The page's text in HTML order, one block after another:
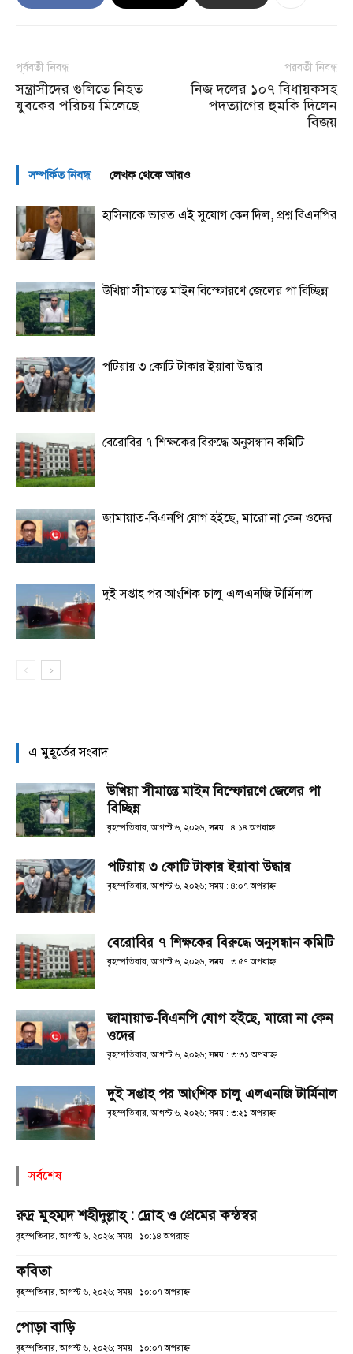
পূর্ববর্তী নিবন্ধ
সন্ত্রাসীদের গুলিতে নিহত
যুবকের পরিচয় মিলেছে
পরবর্তী নিবন্ধ
নিজ দলের ১০৭ বিধায়কসহ
পদত্যাগের হুমকি দিলেন
বিজয়
সম্পর্কিত নিবন্ধ লেখক থেকে আরও
হাসিনাকে ভারত এই সুযোগ কেন দিল, প্রশ্ন বিএনপির
উখিয়া সীমান্তে মাইন বিস্ফোরণে জেলের পা বিচ্ছিন্ন
পটিয়ায় ৩ কোটি টাকার ইয়াবা উদ্ধার
বেরোবির ৭ শিক্ষকের বিরুদ্ধে অনুসন্ধান কমিটি
জামায়াত-বিএনপি যোগ হইছে, মারো না কেন ওদের
দুই সপ্তাহ পর আংশিক চালু এলএনজি টার্মিনাল
এ মুহূর্তের সংবাদ
উখিয়া সীমান্তে মাইন বিস্ফোরণে জেলের পা
বিচ্ছিন্ন
বৃহস্পতিবার, আগস্ট ৬, ২০২৬; সময় : ৪:১৪ অপরাহ্ণ
পটিয়ায় ৩ কোটি টাকার ইয়াবা উদ্ধার
বৃহস্পতিবার, আগস্ট ৬, ২০২৬; সময় : ৪:০৭ অপরাহ্ণ
বেরোবির ৭ শিক্ষকের বিরুদ্ধে অনুসন্ধান কমিটি
বৃহস্পতিবার, আগস্ট ৬, ২০২৬; সময় : ৩:৫৭ অপরাহ্ণ
জামায়াত-বিএনপি যোগ হইছে, মারো না কেন
ওদের
বৃহস্পতিবার, আগস্ট ৬, ২০২৬; সময় : ৩:৩১ অপরাহ্ণ
দুই সপ্তাহ পর আংশিক চালু এলএনজি টার্মিনাল
বৃহস্পতিবার, আগস্ট ৬, ২০২৬; সময় : ৩:২১ অপরাহ্ণ
সর্বশেষ
রুদ্র মুহম্মদ শহীদুল্লাহ্ : দ্রোহ ও প্রেমের কন্ঠস্বর
বৃহস্পতিবার, আগস্ট ৬, ২০২৬; সময় : ১০:১৪ অপরাহ্ণ
কবিতা
বৃহস্পতিবার, আগস্ট ৬, ২০২৬; সময় : ১০:০৭ অপরাহ্ণ
পোড়া বাড়ি
বৃহস্পতিবার, আগস্ট ৬, ২০২৬; সময় : ১০:০৭ অপরাহ্ণ